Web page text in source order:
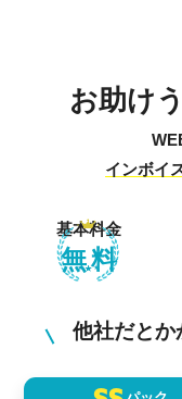
お助け
インボイ
基本料金
無料
他社だとか